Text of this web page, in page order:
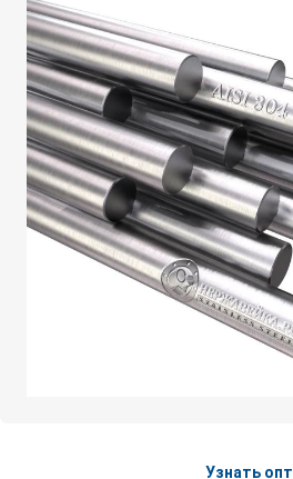
Узнать опт